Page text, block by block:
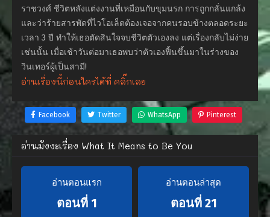
ราชวงศ์ ชีวิตหลังแต่งงานที่เหมือนกับขุมนรก การถูกกลั่นแกล้ง
และว่าร้ายสารพัดที่ไวโอเล็ตต้องเจอจากคนรอบข้างตลอดระยะ
เวลา 3 ปี ทำให้เธอตัดสินใจจบชีวิตตัวเองลง แต่เรื่องกลับไม่ง่าย
เช่นนั้น เมื่อเช้าวันต่อมาเธอพบว่าตัวเองฟื้นขึ้นมาในร่างของ
วินเทอร์ผู้เป็นสามี!
อ่านเรื่องนี้ก่อนใครได้ที่ คลิ๊กเลย
Facebook Twitter WhatsApp Pinterest
อ่านมังงะเรื่อง What It Means to Be You
อ่านตอนแรก
ตอนที่ 1
อ่านตอนล่าสุด
ตอนที่ 21